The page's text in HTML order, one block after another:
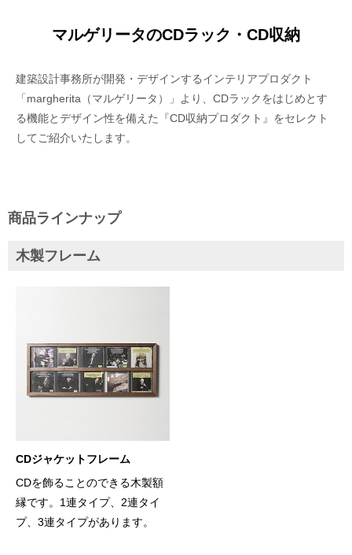
マルゲリータのCDラック・CD収納
建築設計事務所が開発・デザインするインテリアプロダクト
「margherita（マルゲリータ）」より、CDラックをはじめとす
る機能とデザイン性を備えた『CD収納プロダクト』をセレクト
してご紹介いたします。
商品ラインナップ
木製フレーム
CDジャケットフレーム
CDを飾ることのできる木製額
縁です。1連タイプ、2連タイ
プ、3連タイプがあります。